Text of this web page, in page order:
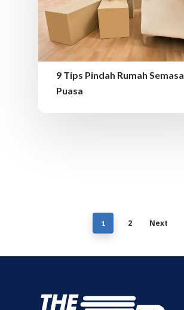
9 Tips Pindah Rumah Semasa
Puasa
1 2 Next